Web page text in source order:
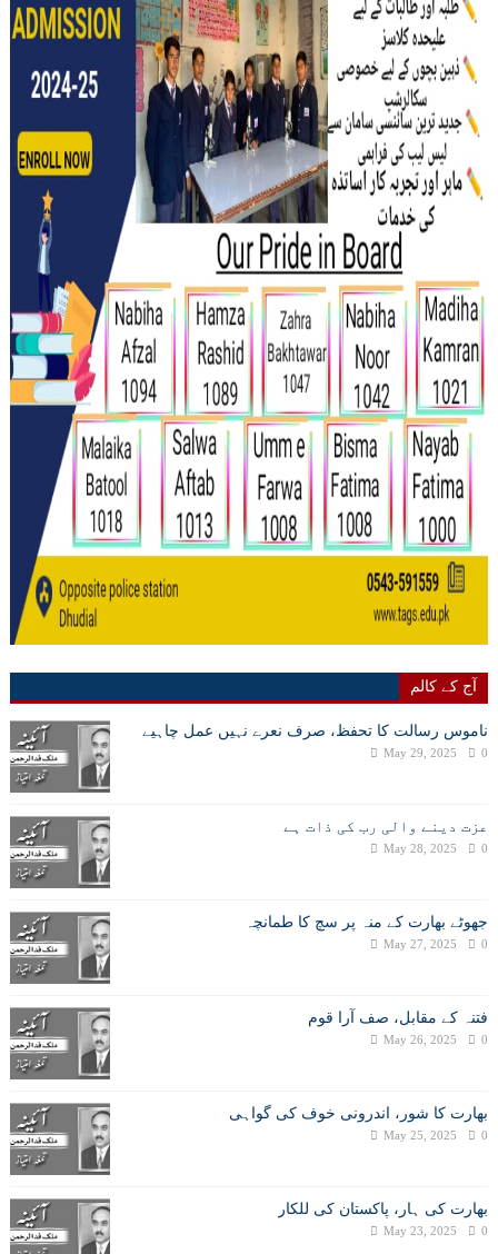
آج کے کالم
ناموس رسالت کا تحفظ، صرف نعرے نہیں عمل چاہیے
May 29, 2025 0
عزت دینے والی رب کی ذات ہے
May 28, 2025 0
جھوٹے بھارت کے منہ پر سچ کا طمانچہ
May 27, 2025 0
فتنہ کے مقابل، صف آرا قوم
May 26, 2025 0
بھارت کا شور، اندرونی خوف کی گواہی
May 25, 2025 0
بھارت کی ہار، پاکستان کی للکار
May 23, 2025 0